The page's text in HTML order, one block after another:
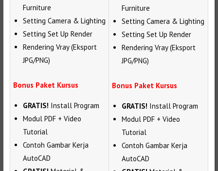
Furniture
Setting Camera & Lighting
Setting Set Up Render
Rendering Vray (Eksport
JPG/PNG)
Bonus Paket Kursus
GRATIS! Install Program
Modul PDF + Video
Tutorial
Contoh Gambar Kerja
AutoCAD
Furniture
Setting Camera & Lighting
Setting Set Up Render
Rendering Vray (Eksport
JPG/PNG)
Bonus Paket Kursus
GRATIS! Install Program
Modul PDF + Video
Tutorial
Contoh Gambar Kerja
AutoCAD